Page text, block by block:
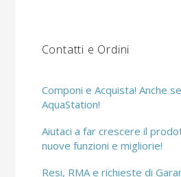
Contatti e Ordini
Componi e Acquista! Anche
AquaStation!
Aiutaci a far crescere il
nuove funzioni e migliorie!
Resi, RMA e richieste di